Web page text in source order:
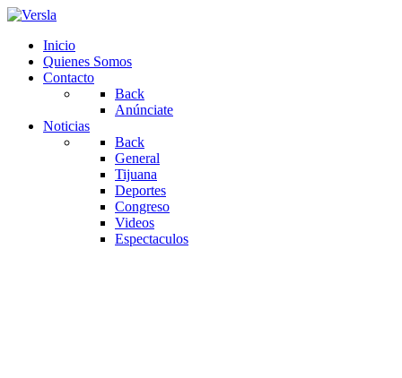
Inicio
Quienes Somos
Contacto
Back
Anúnciate
Noticias
Back
General
Tijuana
Deportes
Congreso
Videos
Espectaculos